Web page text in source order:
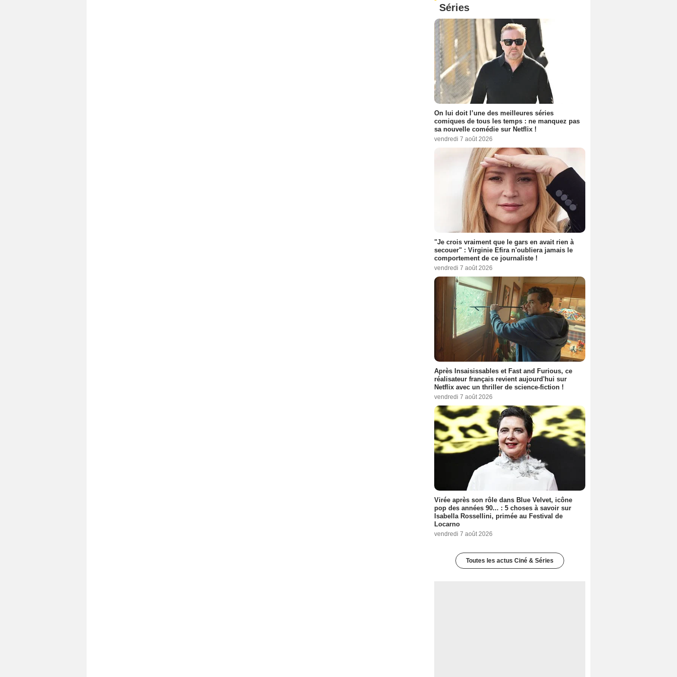
Séries
On lui doit l’une des meilleures séries
comiques de tous les temps : ne manquez pas
sa nouvelle comédie sur Netflix !
vendredi 7 août 2026
"Je crois vraiment que le gars en avait rien à
secouer" : Virginie Efira n'oubliera jamais le
comportement de ce journaliste !
vendredi 7 août 2026
Après Insaisissables et Fast and Furious, ce
réalisateur français revient aujourd'hui sur
Netflix avec un thriller de science-fiction !
vendredi 7 août 2026
Virée après son rôle dans Blue Velvet, icône
pop des années 90... : 5 choses à savoir sur
Isabella Rossellini, primée au Festival de
Locarno
vendredi 7 août 2026
Toutes les actus Ciné & Séries